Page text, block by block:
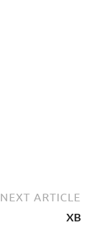
NEXT ARTICLE
XB